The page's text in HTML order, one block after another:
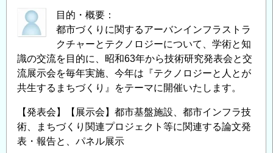
目的・概要：
都市づくりに関するアーバンインフラストラ
クチャーとテクノロジーについて、学術と知
識の交流を目的に、昭和63年から技術研究発表会と交
流展示会を毎年実施、今年は『テクノロジーと人とが
共生するまちづくり』をテーマに開催いたします。
【発表会】【展示会】都市基盤施設、都市インフラ技
術、まちづくり関連プロジェクト等に関連する論文発
表・報告と、パネル展示